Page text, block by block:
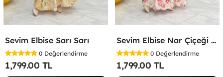
Sevim Elbise Sarı Sarı
0 Değerlendirme
1,799.00 TL
Sevim Elbise Nar Çiçeği Nar Çiçeği
0 Değerlendirme
1,799.00 TL